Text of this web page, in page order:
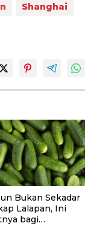
Shanghai
Bukan Sekadar
Lalapan, Ini
bagi